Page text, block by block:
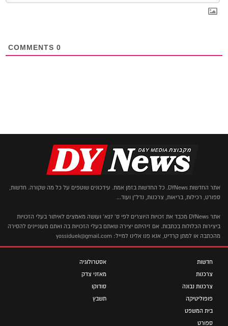
0
אתר החדשות DYNews. כל החדשות בזמן אמת. עידכונים שוטפים על כל מה שקורה. חדשות,
ספורט, רכילות, בריאות, צרכנות, נדל"ן ועוד...
אתר DYNews מכבד את זכויות היוצרים לפי ס' 27א' ועושה מאמצים לאיתור בעלי הזכויות
ביצירות הכלולות בכתבות. אם זיהיתם יצירה שאתם בעלי הזכויות בה ואתם מעוניינים להסירה
מהכתבה או למתן קרדיט, אנא פנו אלינו למייל: yossiduek@gmail.com
חדשות
צרכנות
צרכנות נבונה
פופוליטיקה
בית המשפט
ספורט
אסטרולוגיה
מאזני צדק
סודוקו
תשבץ